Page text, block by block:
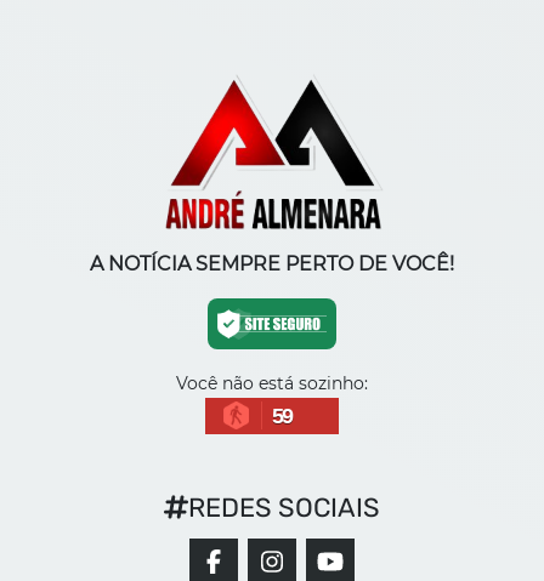
A NOTÍCIA SEMPRE PERTO DE VOCÊ!
Você não está sozinho:
59
REDES SOCIAIS